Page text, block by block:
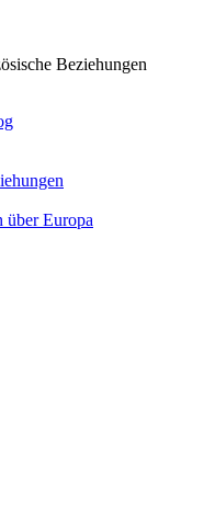
Beziehungen
über Europa